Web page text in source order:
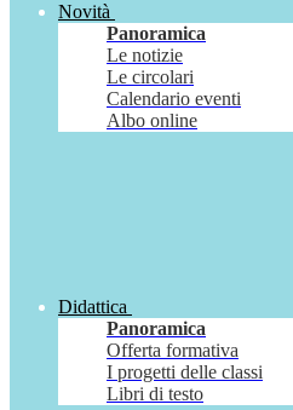
Novità
Panoramica
Le notizie
Le circolari
Calendario eventi
Albo online
Didattica
Panoramica
Offerta formativa
I progetti delle classi
Libri di testo